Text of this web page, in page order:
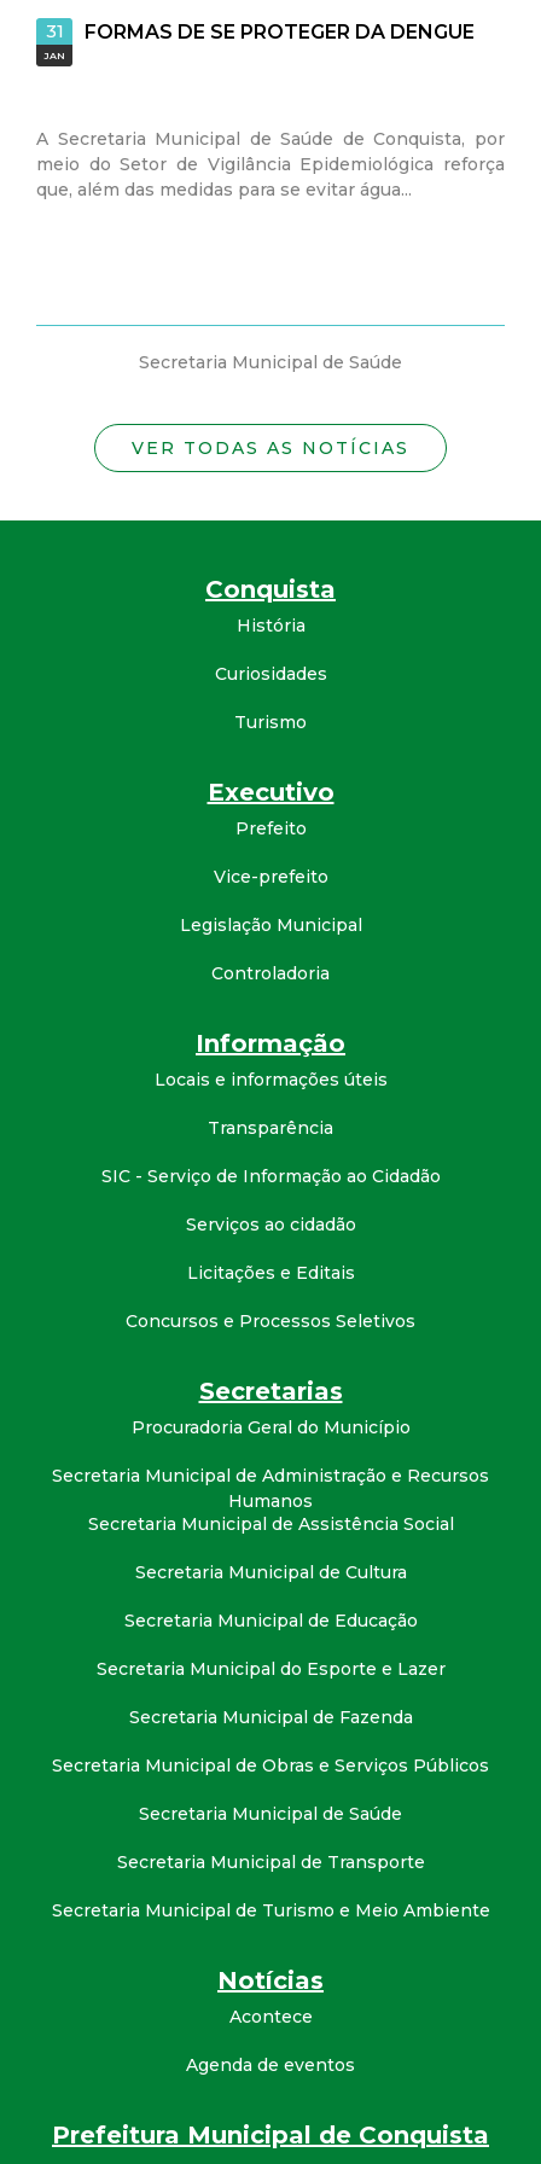
FORMAS DE SE PROTEGER DA DENGUE
Secretaria Municipal de Saúde de Conquista, por
do Setor de Vigilância Epidemiológica reforça
além das medidas para se evitar água...
Secretaria Municipal de Saúde
23
Na
VER TODAS AS NOTÍCIAS
Conquista
História
Curiosidades
Turismo
Executivo
Prefeito
Vice-prefeito
Legislação Municipal
Controladoria
Informação
Locais e informações úteis
Transparência
SIC - Serviço de Informação ao Cidadão
Serviços ao cidadão
Licitações e Editais
Concursos e Processos Seletivos
Secretarias
Procuradoria Geral do Município
Secretaria Municipal de Administração e Recursos
Humanos
Secretaria Municipal de Assistência Social
Secretaria Municipal de Cultura
Secretaria Municipal de Educação
Secretaria Municipal do Esporte e Lazer
Secretaria Municipal de Fazenda
Secretaria Municipal de Obras e Serviços Públicos
Secretaria Municipal de Saúde
Secretaria Municipal de Transporte
Secretaria Municipal de Turismo e Meio Ambiente
Notícias
Acontece
Agenda de eventos
Prefeitura Municipal de Conquista